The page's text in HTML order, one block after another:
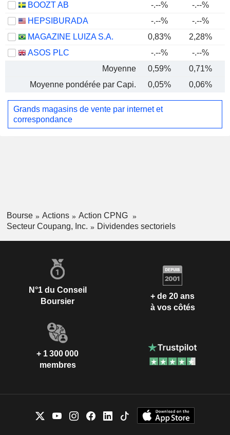
BOOZT AB
-.--% -.--%
HEPSIBURADA
-.--%
-.--%
MAGAZINE LUIZA S.A.
0,83% 2,28%
ASOS PLC
-.--%
-.--%
Moyenne
0,59% 0,71%
Moyenne pondérée par Capi.
0,05% 0,06%
Grands magasins de vente par internet et
correspondance
Bourse Actions
Action CPNG
Secteur Coupang, Inc.
Dividendes sectoriels
N°1 du Conseil
Boursier
+ de 20 ans
à vos côtés
+ 1 300 000
membres